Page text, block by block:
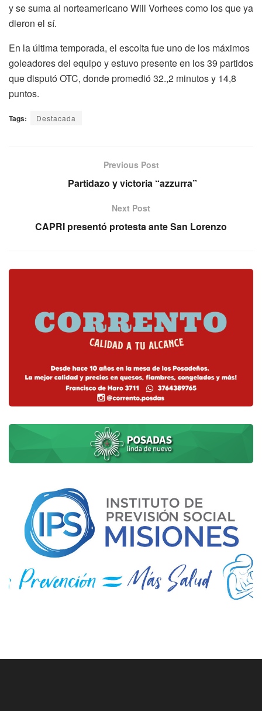
y se suma al norteamericano Will Vorhees como los que ya
dieron el sí.
En la última temporada, el escolta fue uno de los máximos
goleadores del equipo y estuvo presente en los 39 partidos
que disputó OTC, donde promedió 32.,2 minutos y 14,8
puntos.
Tags: Destacada
Previous Post
Partidazo y victoria “azzurra”
Next Post
CAPRI presentó protesta ante San Lorenzo